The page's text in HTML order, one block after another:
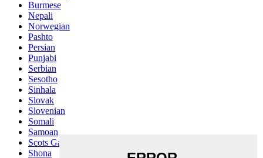
Burmese
Nepali
Norwegian
Pashto
Persian
Punjabi
Serbian
Sesotho
Sinhala
Slovak
Slovenian
Somali
Samoan
Scots Gaelic
Shona